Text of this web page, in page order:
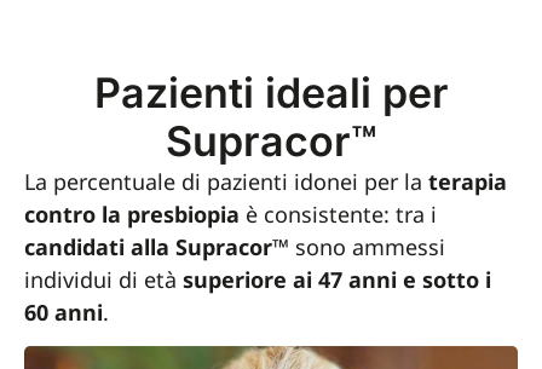
Pazienti ideali per
Supracor™
La percentuale di pazienti idonei per la terapia
contro la presbiopia è consistente: tra i
candidati alla Supracor™ sono ammessi
individui di età superiore ai 47 anni e sotto i
60 anni.